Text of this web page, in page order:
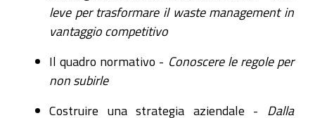
leve per trasformare il waste management in
vantaggio competitivo
Il quadro normativo - Conoscere le regole per
non subirle
Costruire una strategia aziendale -
Dalla